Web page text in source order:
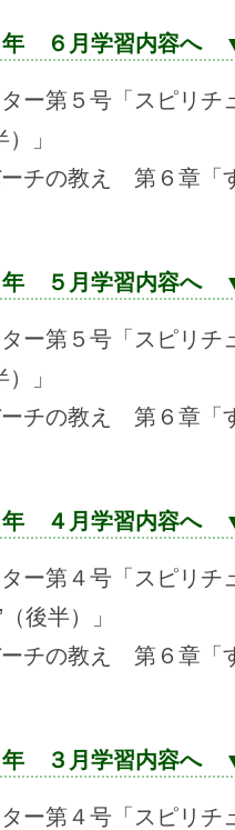
年 ６月学習内容へ
ー第５号「スピリチ
」
チの教え 第６章「
年 ５月学習内容へ
ー第５号「スピリチ
」
チの教え 第６章「
年 ４月学習内容へ
ー第４号「スピリチ
後半）」
チの教え 第６章「
年 ３月学習内容へ
ー第４号「スピリチ